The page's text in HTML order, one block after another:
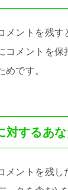
メントを残
コメントを
めです。
対するあ
メントを残し